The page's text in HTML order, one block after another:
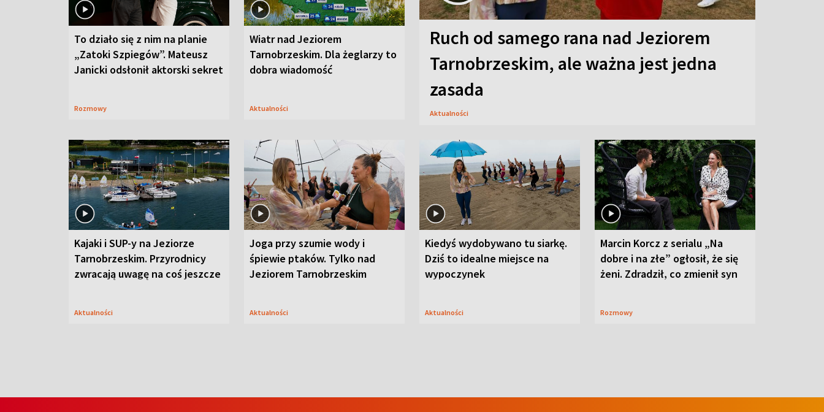
To działo się z nim na planie
„Zatoki Szpiegów”. Mateusz
Janicki odsłonił aktorski sekret
Rozmowy
Wiatr nad Jeziorem
Tarnobrzeskim. Dla żeglarzy to
dobra wiadomość
Aktualności
Ruch od samego rana nad Jeziorem
Tarnobrzeskim, ale ważna jest jedna
zasada
Aktualności
Kajaki i SUP-y na Jeziorze
Tarnobrzeskim. Przyrodnicy
zwracają uwagę na coś jeszcze
Aktualności
Joga przy szumie wody i
śpiewie ptaków. Tylko nad
Jeziorem Tarnobrzeskim
Aktualności
Kiedyś wydobywano tu siarkę.
Dziś to idealne miejsce na
wypoczynek
Aktualności
Marcin Korcz z serialu „Na
dobre i na złe” ogłosił, że się
żeni. Zdradził, co zmienił syn
Rozmowy